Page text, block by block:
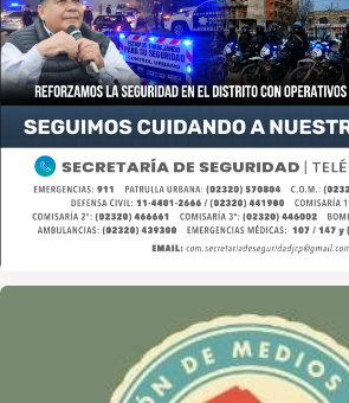
Asociación de Medios Vecinales